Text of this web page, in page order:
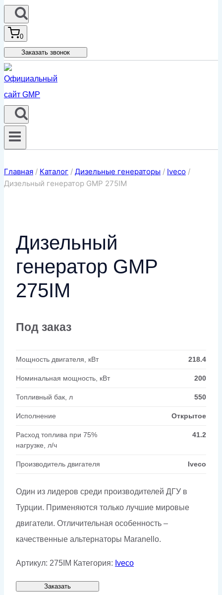
0
Заказать звонок
Главная / Каталог / Дизельные генераторы / Iveco /
Дизельный генератор GMP 275IM
Дизельный
генератор GMP
275IM
Под заказ
Мощность двигателя, кВт 218.4
Номинальная мощность, кВт 200
Топливный бак, л 550
Исполнение Открытое
Расход топлива при 75%
нагрузке, л/ч
41.2
Производитель двигателя Iveco
Один из лидеров среди производителей ДГУ в
Турции. Применяются только лучшие мировые
двигатели. Отличительная особенность –
качественные альтернаторы Maranello.
Артикул: 275IM Категория: Iveco
Заказать